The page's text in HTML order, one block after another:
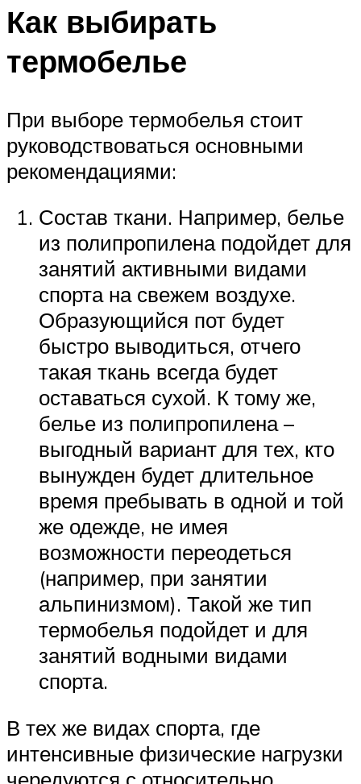
Как выбирать
термобелье
При выборе термобелья стоит
руководствоваться основными
рекомендациями:
Состав ткани. Например, белье
из полипропилена подойдет для
занятий активными видами
спорта на свежем воздухе.
Образующийся пот будет
быстро выводиться, отчего
такая ткань всегда будет
оставаться сухой. К тому же,
белье из полипропилена –
выгодный вариант для тех, кто
вынужден будет длительное
время пребывать в одной и той
же одежде, не имея
возможности переодеться
(например, при занятии
альпинизмом). Такой же тип
термобелья подойдет и для
занятий водными видами
спорта.
В тех же видах спорта, где
интенсивные физические нагрузки